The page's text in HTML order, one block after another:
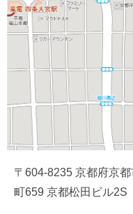
〒604-8235 京都府京
町659 京都松田ビル2S